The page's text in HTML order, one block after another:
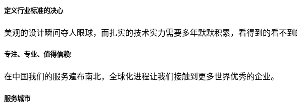
贵公司的团队规模是？
从哪里了解到我们？
定义行业标准的决心
美观的设计瞬间夺人眼球，而扎实的技术实力需要多年默默积累，看得到的看不到
专注、专业、值得信赖!
在中国我们的服务遍布南北，全球化进程让我们接触到更多世界优秀的企业。
服务城市